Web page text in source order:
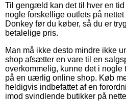
Til gengæld kan det til hver en
nogle forskellige outlets på
Donkey før du køber, så du er
betalelige pris.
Man må ikke desto mindre ikke
shop afsætter en vare til en
overkommelig, kunne det i
på en uærlig online shop. Køb
heldigvis indbefattet af en
imod svindlende butikker på